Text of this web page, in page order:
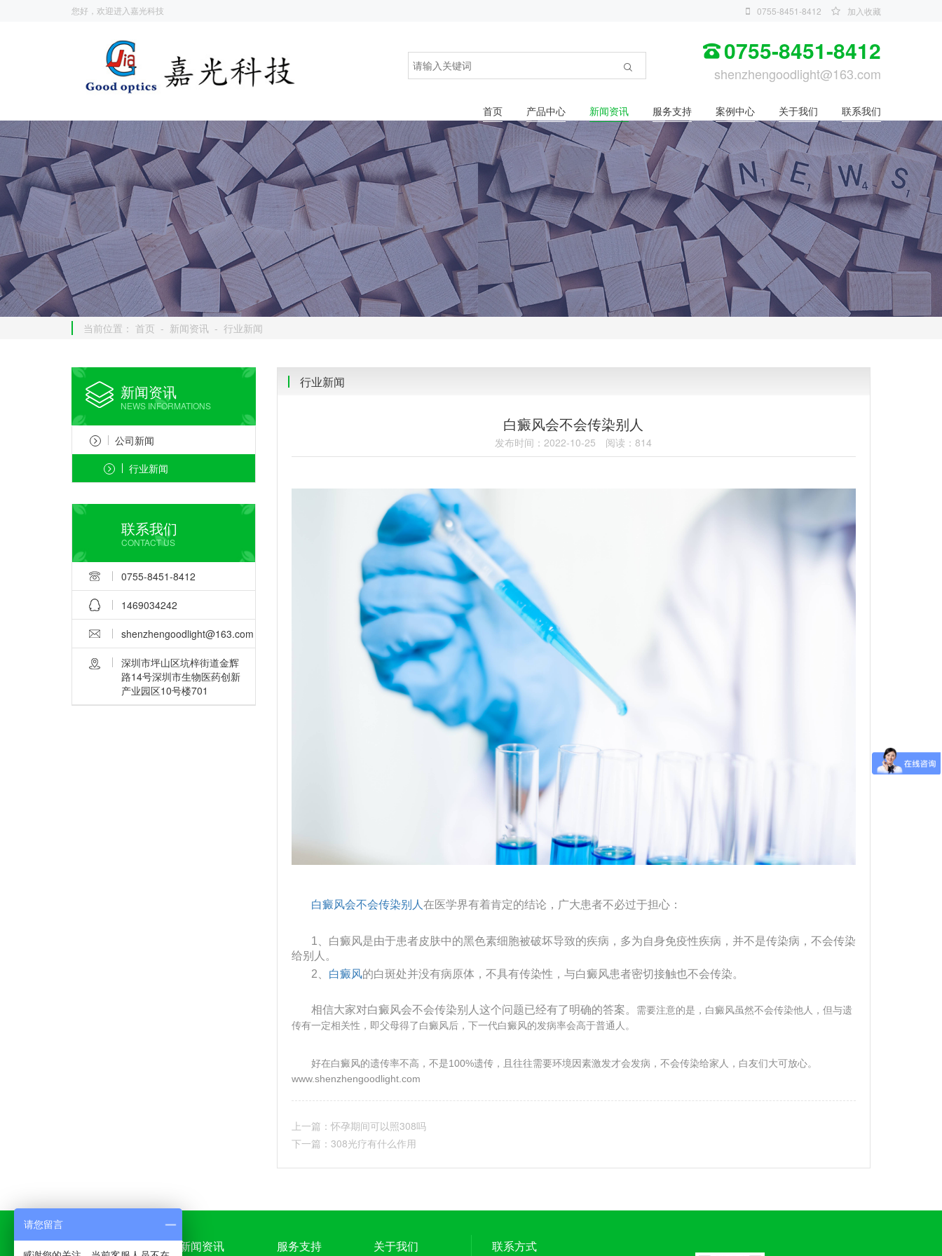
您好，欢迎进入嘉光科技 0755-8451-8412 加入收藏
0755-8451-8412
shenzhengoodlight@163.com
首页 产品中心 新闻资讯 服务支持 案例中心 关于我们 联系我们
当前位置： 首页 - 新闻资讯 - 行业新闻
新闻资讯
NEWS INFORMATIONS
公司新闻
行业新闻
联系我们
CONTACT US
0755-8451-8412
1469034242
shenzhengoodlight@163.com
深圳市坪山区坑梓街道金辉
路14号深圳市生物医药创新
产业园区10号楼701
行业新闻
白癜风会不会传染别人
发布时间：2022-10-25 阅读：814
白癜风会不会传染别人 在医学界有着肯定的结论，广大患者不必过于担心：
1、白癜风是由于患者皮肤中的黑色素细胞被破坏导致的疾病，多为自身免疫性疾病，并不是传染病，不会传染
给别人。
2、 白癜风的白斑处并没有病原体，不具有传染性，与白癜风患者密切接触也不会传染。
相信大家对白癜风会不会传染别人这个问题已经有了明确的答案。 需要注意的是， 白癜风虽然不会传染他人，但与遗
传有一定相关性，即父母得了白癜风后，下一代白癜风的发病率会高于普通人。
好在白癜风的遗传率不高，不是100%遗传，且往往需要环境因素激发才会发病，不会传染给家人，白友们大可放心。
www.shenzhengoodlight.com
上一篇： 怀孕期间可以照308吗
下一篇： 308光疗有什么作用
产品中心 新闻资讯 服务支持 关于我们 联系方式
请您留言